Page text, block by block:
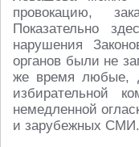
провокацию,
Показательно
нарушения
органов были не
же время любые,
избирательной
немедленной
и зарубежных СМИ.